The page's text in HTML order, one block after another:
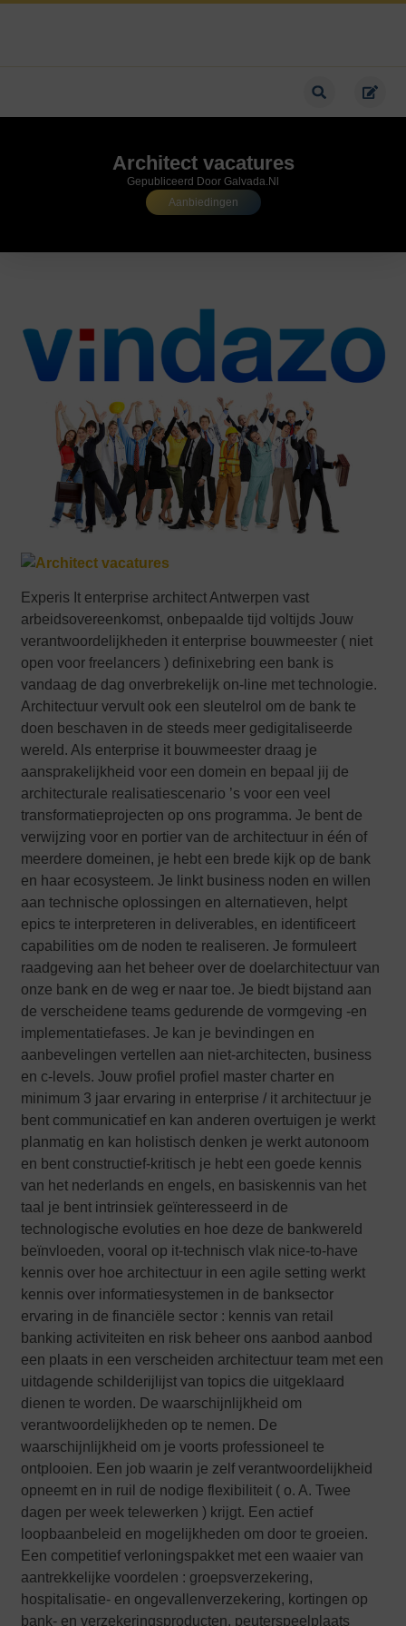
Architect vacatures
Aanbiedingen
Gepubliceerd Door Galvada.nl
Experis It enterprise architect Antwerpen vast
arbeidsovereenkomst, onbepaalde tijd voltijds Jouw
verantwoordelijkheden it enterprise bouwmeester ( niet
open voor freelancers ) definixebring een bank is
vandaag de dag onverbrekelijk on-line met technologie.
Architectuur vervult ook een sleutelrol om de bank te
doen beschaven in de steeds meer gedigitaliseerde
wereld. Als enterprise it bouwmeester draag je
aansprakelijkheid voor een domein en bepaal jij de
architecturale realisatiescenario ’s voor een veel
transformatieprojecten op ons programma. Je bent de
verwijzing voor en portier van de architectuur in één of
meerdere domeinen, je hebt een brede kijk op de bank
en haar ecosysteem. Je linkt business noden en willen
aan technische oplossingen en alternatieven, helpt
epics te interpreteren in deliverables, en identificeert
capabilities om de noden te realiseren. Je formuleert
raadgeving aan het beheer over de doelarchitectuur van
onze bank en de weg er naar toe. Je biedt bijstand aan
de verscheidene teams gedurende de vormgeving -en
implementatiefases. Je kan je bevindingen en
aanbevelingen vertellen aan niet-architecten, business
en c-levels. Jouw profiel profiel master charter en
minimum 3 jaar ervaring in enterprise / it architectuur je
bent communicatief en kan anderen overtuigen je werkt
planmatig en kan holistisch denken je werkt autonoom
en bent constructief-kritisch je hebt een goede kennis
van het nederlands en engels, en basiskennis van het
taal je bent intrinsiek geïnteresseerd in de
technologische evoluties en hoe deze de bankwereld
beïnvloeden, vooral op it-technisch vlak nice-to-have
kennis over hoe architectuur in een agile setting werkt
kennis over informatiesystemen in de banksector
ervaring in de financiële sector : kennis van retail
banking activiteiten en risk beheer ons aanbod aanbod
een plaats in een verscheiden architectuur team met een
uitdagende schilderijlijst van topics die uitgeklaard
dienen te worden. De waarschijnlijkheid om
verantwoordelijkheden op te nemen. De
waarschijnlijkheid om je voorts professioneel te
ontplooien. Een job waarin je zelf verantwoordelijkheid
opneemt en in ruil de nodige flexibiliteit ( o. A. Twee
dagen per week telewerken ) krijgt. Een actief
loopbaanbeleid en mogelijkheden om door te groeien.
Een competitief verloningspakket met een waaier van
aantrekkelijke voordelen : groepsverzekering,
hospitalisatie- en ongevallenverzekering, kortingen op
bank- en verzekeringsproducten, peuterspeelplaats